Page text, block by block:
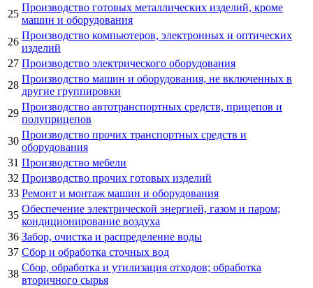
25
Производство готовых металлических изделий, кроме
машин и оборудования
26
Производство компьютеров, электронных и оптических
изделий
27 Производство электрического оборудования
28
Производство машин и оборудования, не включенных в
другие группировки
29
Производство автотранспортных средств, прицепов и
полуприцепов
30
Производство прочих транспортных средств и
оборудования
31 Производство мебели
32 Производство прочих готовых изделий
33 Ремонт и монтаж машин и оборудования
35
Обеспечение электрической энергией, газом и паром;
кондиционирование воздуха
36 Забор, очистка и распределение воды
37 Сбор и обработка сточных вод
38
Сбор, обработка и утилизация отходов; обработка
вторичного сырья